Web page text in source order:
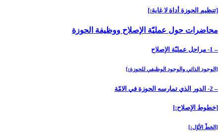
[تنظيم الحوزة أداة لا غاية:]
محاضرات حول عمليّة الإصلاح ووظيفة الحوزة
– 1- مراحل عمليّة الإصلاح‏
[الوجود الذاتي والوجود الوظيفي للحوزة:]
– 2- الدور الذي تمارسه الحوزة في الامّة
[خطوط الإصلاح:]
[الخطّ الأوّل:]